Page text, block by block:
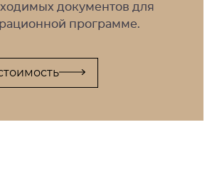
документов для
программе.